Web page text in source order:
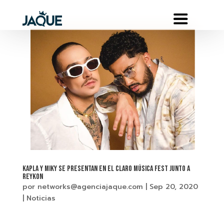
KAPLA Y MIKY SE PRESENTAN EN EL CLARO MÚSICA FEST JUNTO A
REYKON
por networks@agenciajaque.com
Sep 20, 2020
Noticias